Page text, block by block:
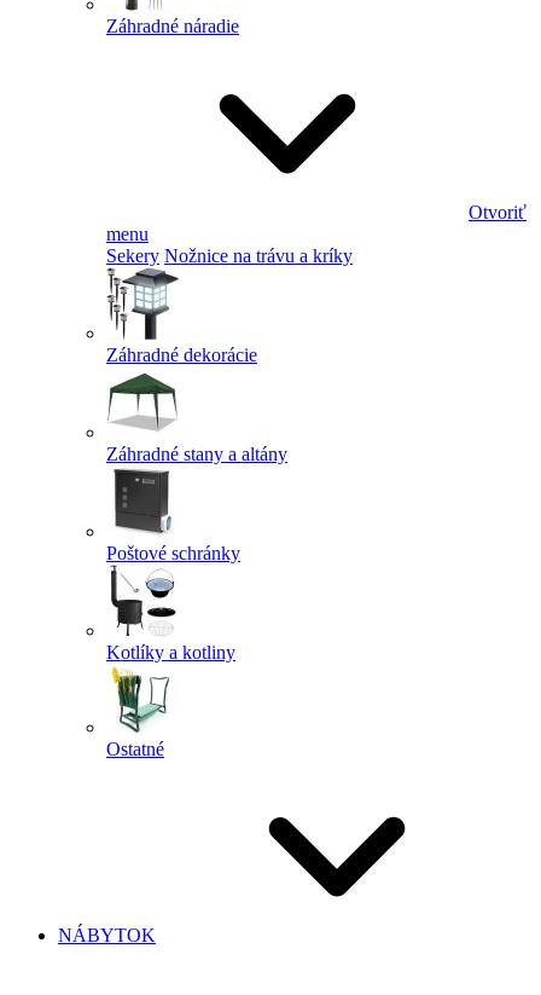
Záhradné náradie
Otvoriť
menu
Sekery Nožnice na trávu a kríky
Záhradné dekorácie
Záhradné stany a altány
Poštové schránky
Kotlíky a kotliny
Ostatné
NÁBYTOK